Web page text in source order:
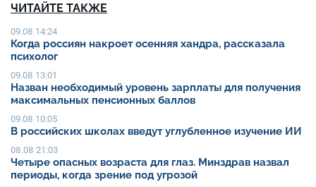
ЧИТАЙТЕ ТАКЖЕ
09.08 14:24
Когда россиян накроет осенняя хандра, рассказала
психолог
09.08 13:01
Назван необходимый уровень зарплаты для получения
максимальных пенсионных баллов
09.08 10:05
В российских школах введут углубленное изучение ИИ
08.08 21:03
Четыре опасных возраста для глаз. Минздрав назвал
периоды, когда зрение под угрозой